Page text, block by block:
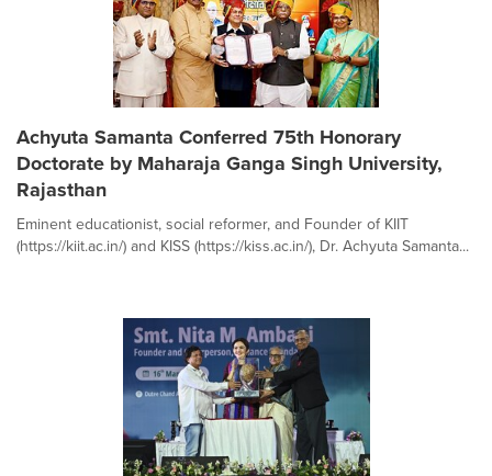
Achyuta Samanta Conferred 75th Honorary
Doctorate by Maharaja Ganga Singh University,
Rajasthan
Eminent educationist, social reformer, and Founder of KIIT
(https://kiit.ac.in/) and KISS (https://kiss.ac.in/), Dr. Achyuta Samanta...